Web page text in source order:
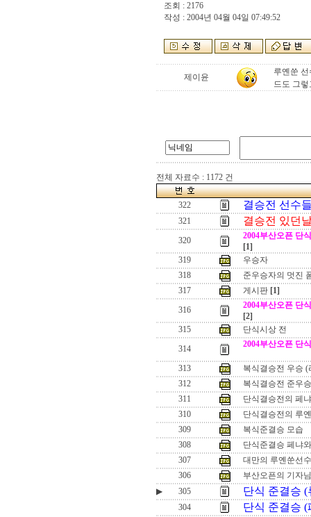
조회 : 2176
작성 : 2004년 04월 04일 07:49:52
제이윤
루옌쑨
드도 그
전체 자료수 : 1172 건
322 결승전 선수
321 결승전 있던
320
2004부산오픈 단
[1]
319
우승자
318
준우승자의 멋진
317
게시판 [1]
316
2004부산오픈 단
[2]
315
단식시상 전
314
2004부산오픈 단
313
복식결승전 우승 (
312
복식결승전 준우
311
단식결승전의 페
310
단식결승전의 루
309
복식준결승 모습
308
단식준결승 페냐
307
대만의 루옌쑨선
306
부산오픈의 기자
▶
305 단식 준결승 (
304 단식 준결승 (